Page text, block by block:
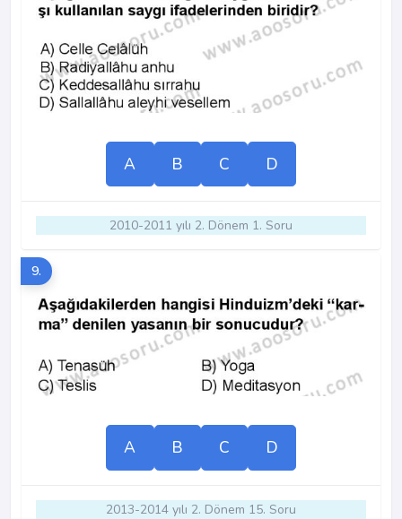
A B C D
2010-2011 yılı 2. Dönem 1. Soru
9.
A B C D
2013-2014 yılı 2. Dönem 15. Soru